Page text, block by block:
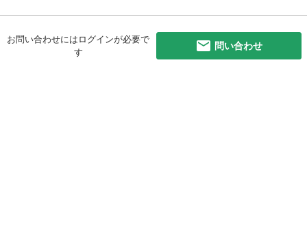
お問い合わせにはログインが必要で
す
問い合わせ